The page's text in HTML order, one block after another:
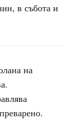
в събота и
на